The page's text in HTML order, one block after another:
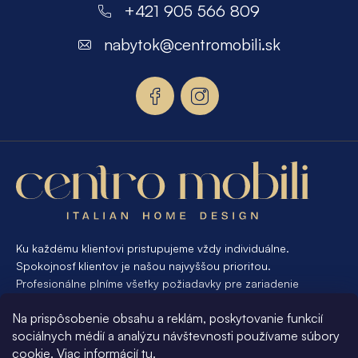
Na prispôsobenie obsahu a reklám, poskytovanie funkcií
sociálnych médií a analýzu návštevnosti používame súbory
cookie. Viac informácií tu.
e
Ku každému klientovi pristupujeme vždy individuálne.
Spokojnosť klientov je našou najvyššou prioritou.
Profesionálne plníme všetky požiadavky pre zariadenie
nábytku na mieru, presne pre váš interiér, je pre nás
samozrejmosťou Vám vyhovieť.
+421 905 566 809
nabytok@centromobili.sk